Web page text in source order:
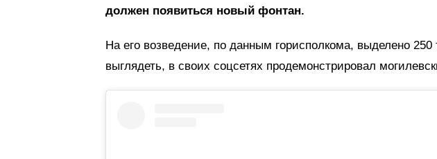
должен появиться новый фонтан.
На его возведение, по данным горисполкома, выделено 250
выглядеть, в своих соцсетях продемонстрировал